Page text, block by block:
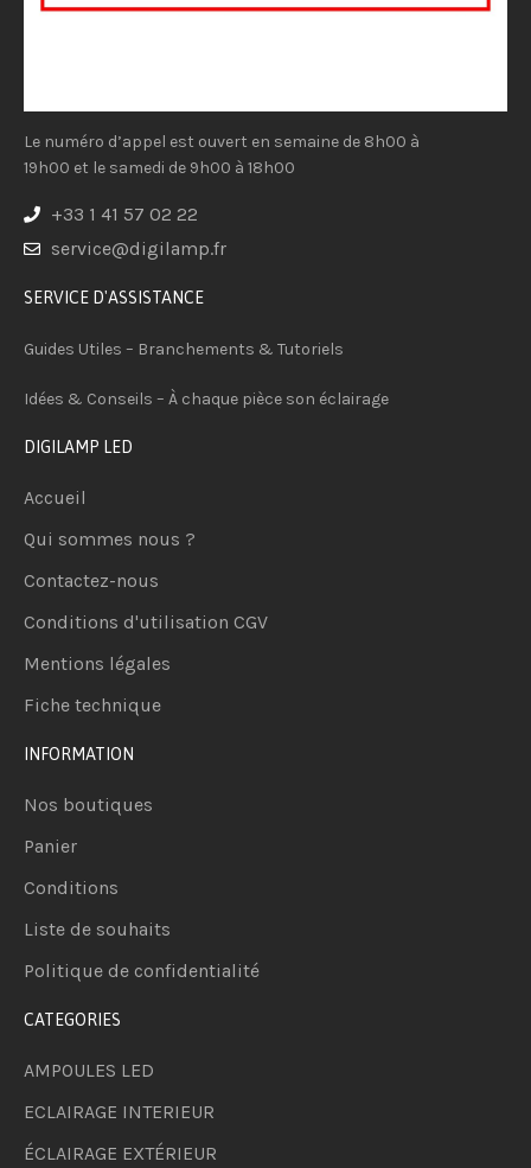
Le numéro d’appel est ouvert en semaine de 8h00 à
19h00 et le samedi de 9h00 à 18h00
+33 1 41 57 02 22
service@digilamp.fr
SERVICE D'ASSISTANCE
Guides Utiles – Branchements & Tutoriels
Idées & Conseils – À chaque pièce son éclairage
DIGILAMP LED
Accueil
Qui sommes nous ?
Contactez-nous
Conditions d'utilisation CGV
Mentions légales
Fiche technique
INFORMATION
Nos boutiques
Panier
Conditions
Liste de souhaits
Politique de confidentialité
CATEGORIES
AMPOULES LED
ECLAIRAGE INTERIEUR
ÉCLAIRAGE EXTÉRIEUR